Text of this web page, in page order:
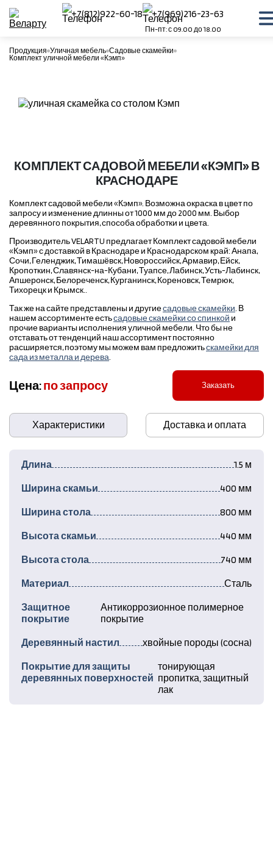
+7(812)922-60-18 +7(969)216-23-63
Пн-пт: с 09.00 до 18.00
Продукция Уличная мебель Садовые скамейки
Комплект уличной мебели «Кэмп»
КОМПЛЕКТ САДОВОЙ МЕБЕЛИ «КЭМП» В
КРАСНОДАРЕ
Комплект садовой мебели «Кэмп». Возможна окраска в цвет по
запросу и изменение длинны от 1000 мм до 2000 мм. Выбор
деревянного покрытия, способа обработки и цвета.
Производитель VELARTU предлагает Комплект садовой мебели
«Кэмп» с доставкой в Краснодаре и Краснодарском край: Анапа,
Сочи, Геленджик, Тимашёвск, Новороссийск, Армавир, Ейск,
Кропоткин, Славянск-на-Кубани, Туапсе, Лабинск, Усть-Лабинск,
Апшеронск, Белореченск, Курганинск, Кореновск, Темрюк,
Тихорецк и Крымск..
Так же на сайте представлены и другиесадовые скамейки . В
нашем ассортименте естьсадовые скамейки со спинкой и
прочие варианты исполнения уличной мебели. Что бы не
отставать от тенденций наш ассортимент постоянно
расширяется, поэтому мы можем вам предложитьскамейки для
сада из металла и дерева
Цена:по запросу Заказать
Характеристики Доставка и оплата
Длина 1.5 м
Ширина скамьи 400 мм
Ширина стола 800 мм
Высота скамьи 440 мм
Высота стола 740 мм
Материал Сталь
Защитное
покрытие
Антикоррозионное полимерное
покрытие
Деревянный настил хвойные породы (сосна)
Покрытие для защиты
деревянных поверхностей
тонирующая
пропитка, защитный
лак